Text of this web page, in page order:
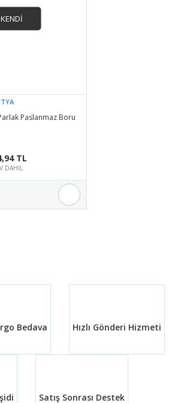
benzer farklı alternatifler olmalı.
TYA
Paslanmaz Boru
TL
DAHİL
Bedava Hızlı Gönderi Hizmeti
Satış Sonrası Destek